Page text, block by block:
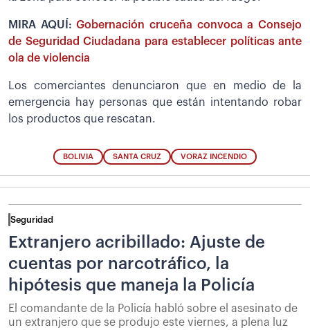
MIRA AQUÍ:Gobernación cruceña convoca a Consejo
de Seguridad Ciudadana para establecer políticas ante
ola de violencia
Los comerciantes denunciaron que en medio de la
emergencia hay personas que están intentando robar
los productos que rescatan.
BOLIVIA SANTA CRUZ VORAZ INCENDIO
Seguridad
Extranjero acribillado: Ajuste de
cuentas por narcotráfico, la
hipótesis que maneja la Policía
El comandante de la Policía habló sobre el asesinato de
un extranjero que se produjo este viernes, a plena luz